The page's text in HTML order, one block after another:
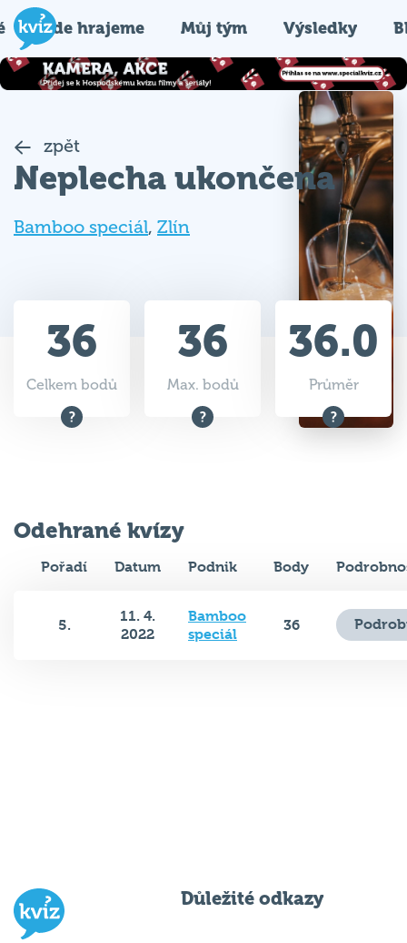
Kde hrajeme Můj tým Výsledky
zpět
Neplecha ukončena
Bamboo speciál, Zlín
36
Celkem bodů
36
Max. bodů
36.0
Průměr
Odehrané kvízy
Pořadí Datum Podnik Body
5.
11. 4.
2022
Bamboo
speciál
36
Důležité odkazy